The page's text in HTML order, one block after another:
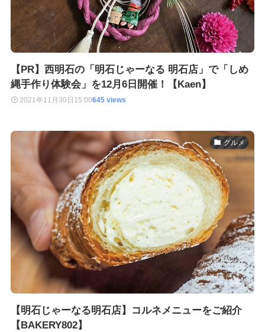
【PR】西明石の「明石じゃーなる 明石店」で「しめ
縄手作り体験会」を12月6日開催！【Kaen】
2021年11月30日 15:00645 views
グルメ
【明石じゃーなる明石店】コルネメニューをご紹介
【BAKERY802】